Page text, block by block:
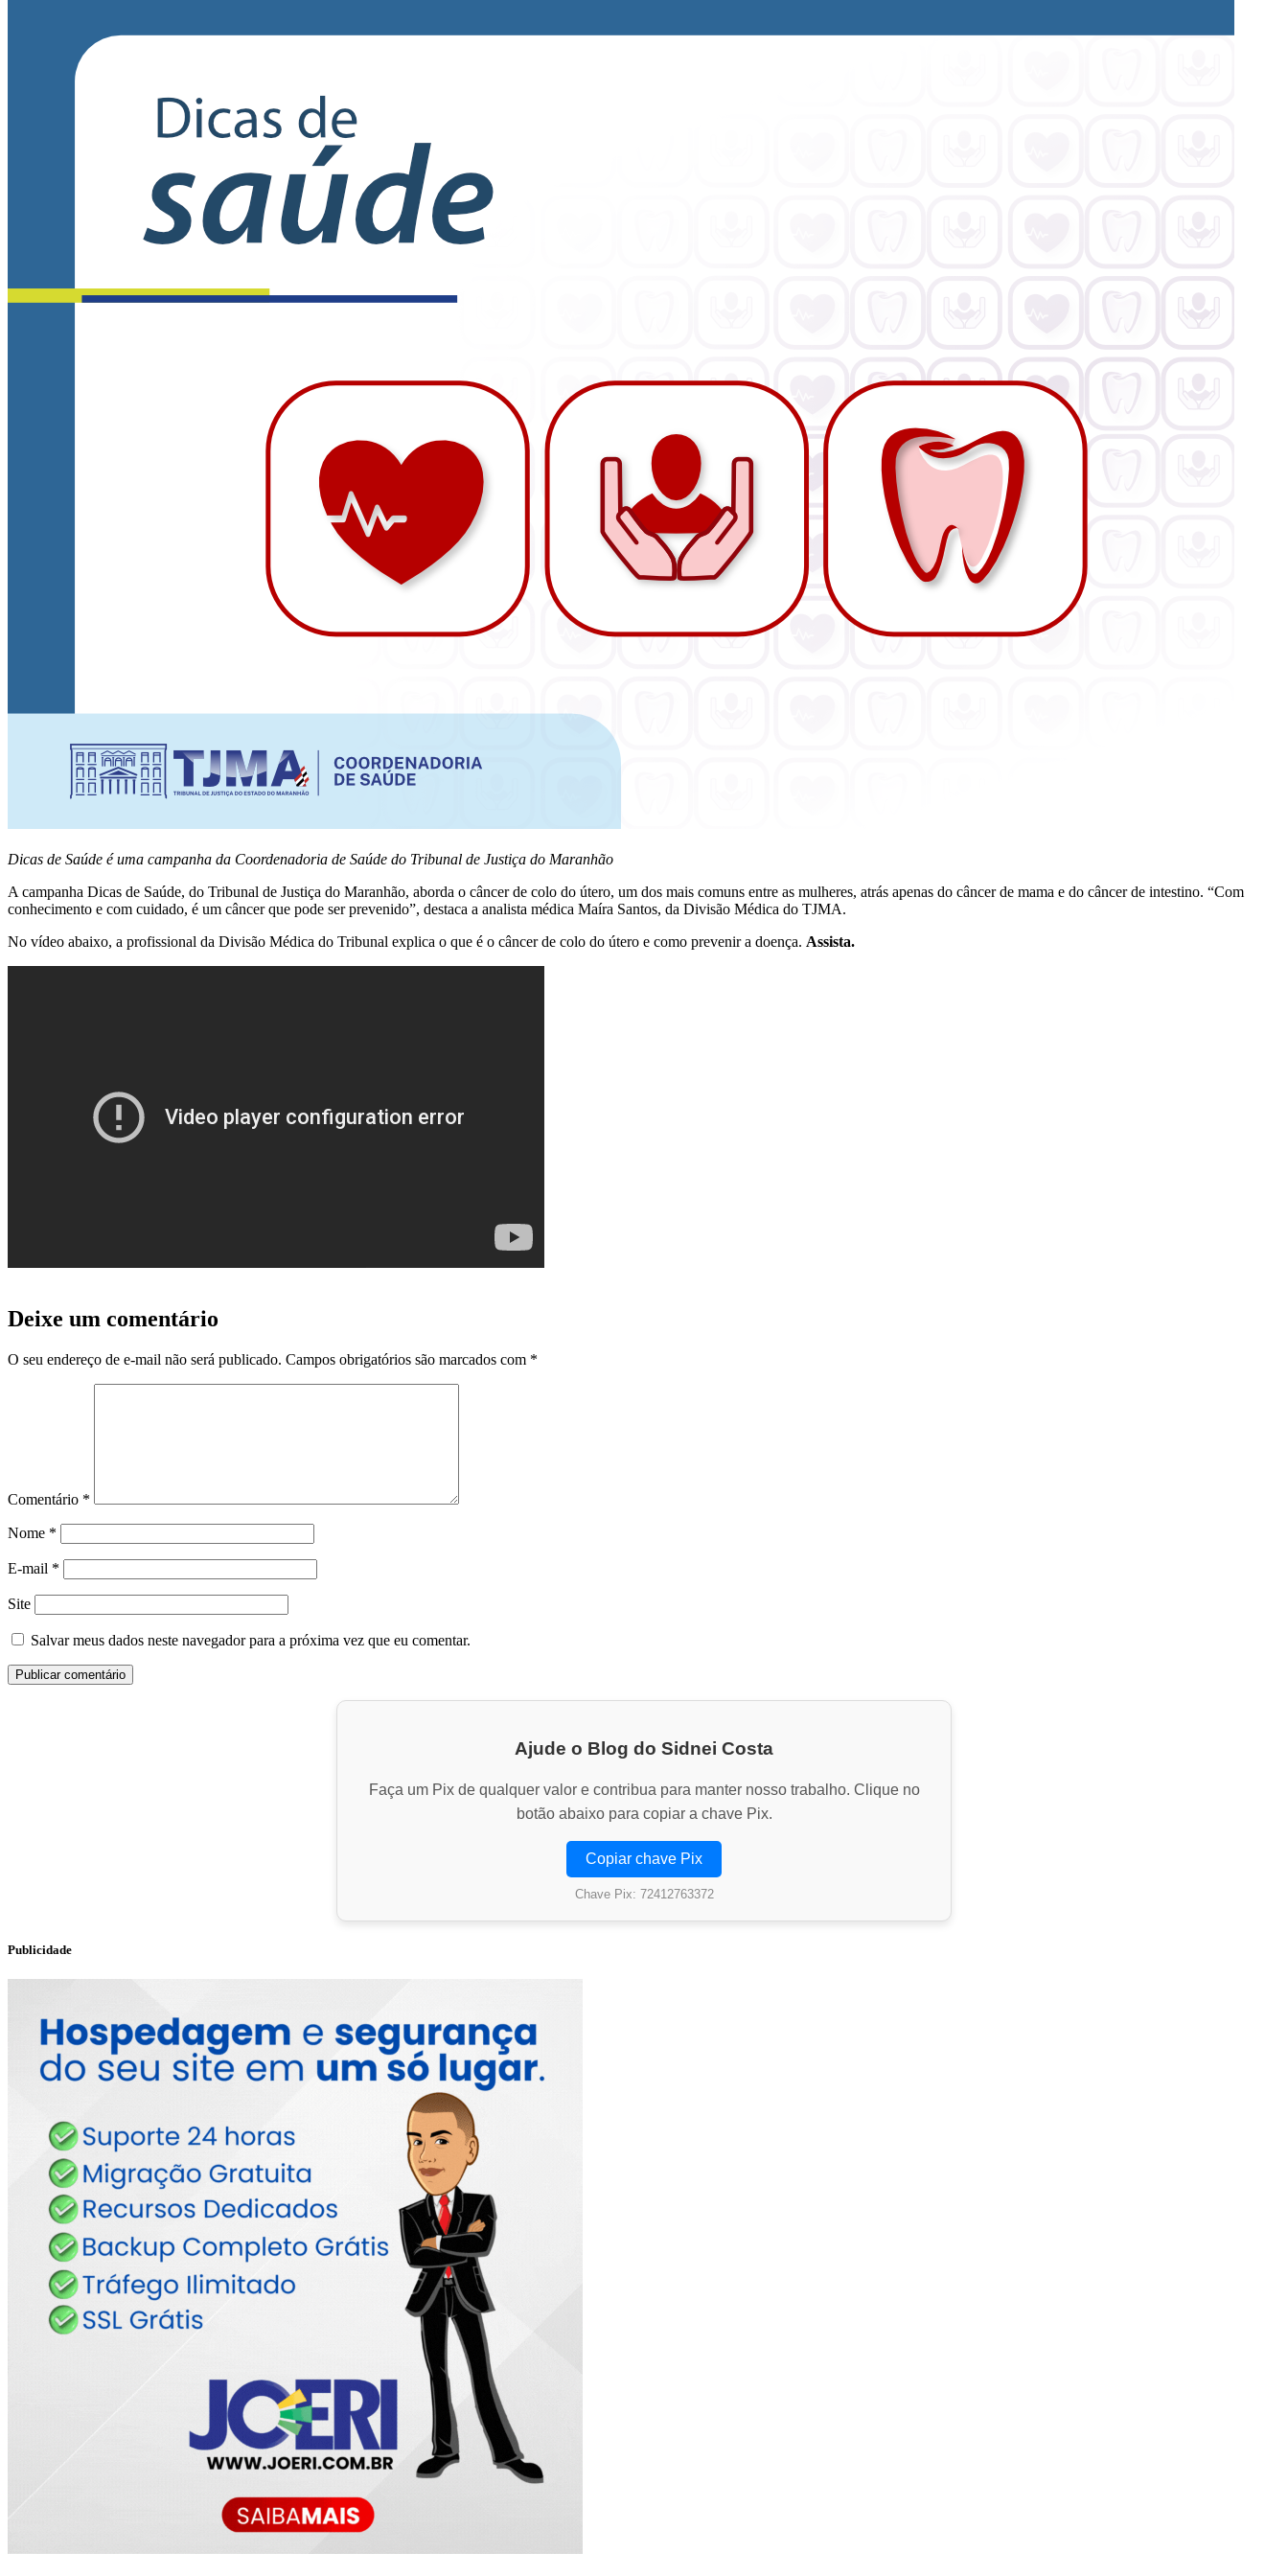
Dicas de Saúde é uma campanha da Coordenadoria de Saúde do Tribunal de Justiça do Maranhão
A campanha Dicas de Saúde, do Tribunal de Justiça do Maranhão, aborda o câncer de colo do útero, um dos mais comuns entre as mulheres, atrás apenas do câncer de mama e do câncer de intestino. “Com
conhecimento e com cuidado, é um câncer que pode ser prevenido”, destaca a analista médica Maíra Santos, da Divisão Médica do TJMA.
No vídeo abaixo, a profissional da Divisão Médica do Tribunal explica o que é o câncer de colo do útero e como prevenir a doença. Assista.
Deixe um comentário
O seu endereço de e-mail não será publicado. Campos obrigatórios são marcados com *
Comentário *
Nome *
E-mail *
Site
Salvar meus dados neste navegador para a próxima vez que eu comentar.
Ajude o Blog do Sidnei Costa
Faça um Pix de qualquer valor e contribua para manter nosso trabalho. Clique no
botão abaixo para copiar a chave Pix.
Copiar chave Pix
Chave Pix: 72412763372
Publicidade